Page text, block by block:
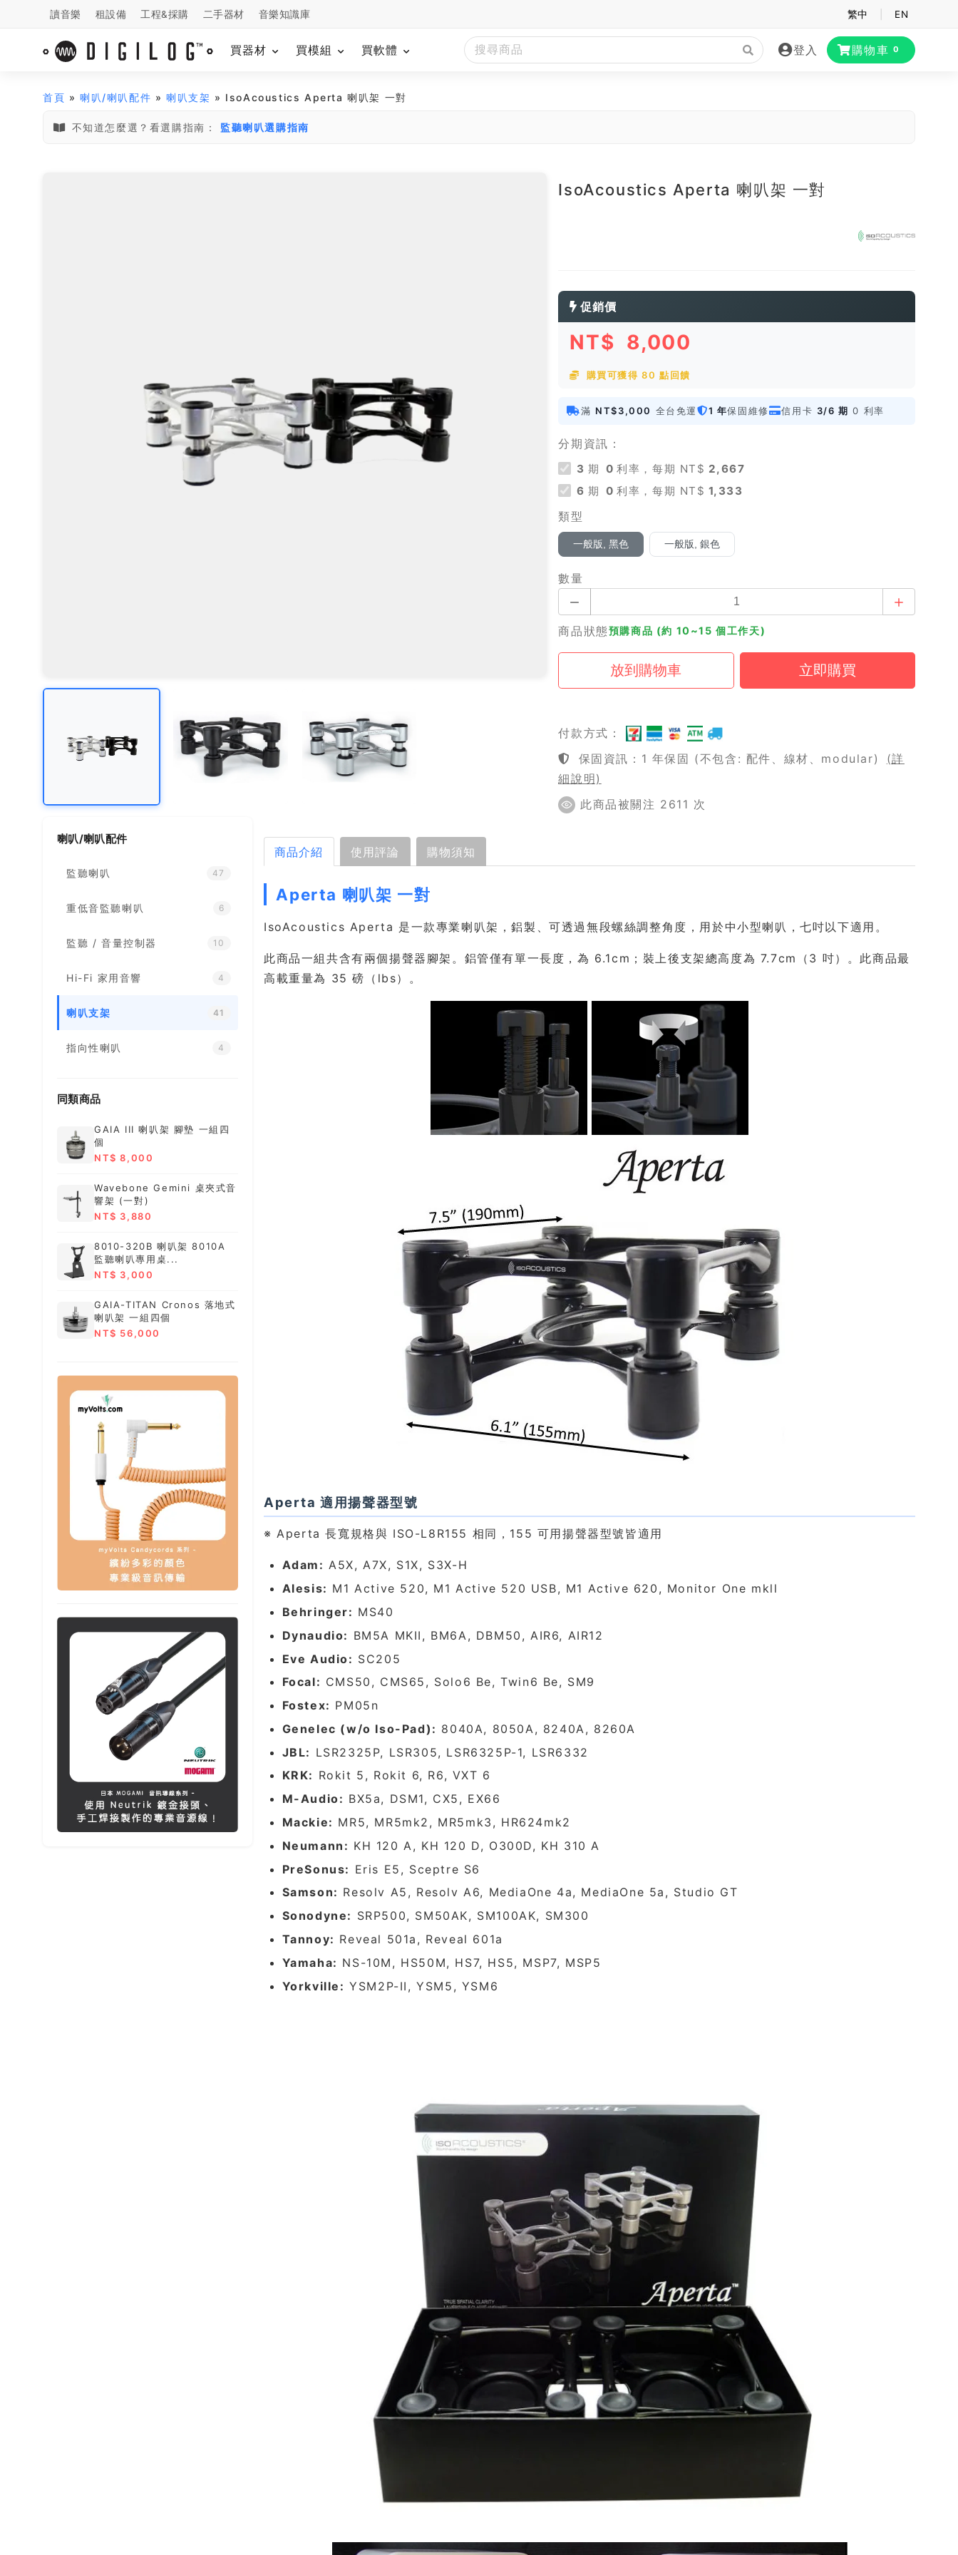
讀音樂 租設備 工程&採購 二手器材 音樂知識庫 繁中 EN
買器材 買模組 買軟體 登入 購物車 0
首頁 »喇叭/喇叭配件 »喇叭支架 » IsoAcoustics Aperta 喇叭架 一對
不知道怎麼選？看選購指南： 監聽喇叭選購指南
IsoAcoustics Aperta 喇叭架 一對
促銷價
NT$ 8,000
購買可獲得 80 點回饋
滿 NT$3,000 全台免運 1 年保固維修 信用卡 3/6 期 0 利率
分期資訊：
3 期 0 利率，每期 NT$ 2,667
6 期 0 利率，每期 NT$ 1,333
類型
一般版, 黑色 一般版, 銀色
數量
商品狀態預購商品 (約 10~15 個工作天)
付款方式：
保固資訊：1 年保固 (不包含: 配件、線材、modular)
(詳
細說明)
此商品被關注 2611 次
喇叭/喇叭配件
監聽喇叭 47
重低音監聽喇叭 6
監聽 / 音量控制器 10
Hi-Fi 家用音響 4
喇叭支架 41
指向性喇叭 4
同類商品
GAIA III 喇叭架 腳墊 一組四
個
NT$ 8,000
Wavebone Gemini 桌夾式音
響架 (一對)
NT$ 3,880
8010-320B 喇叭架 8010A
監聽喇叭專用桌...
NT$ 3,000
GAIA-TITAN Cronos 落地式
喇叭架 一組四個
NT$ 56,000
商品介紹 使用評論 購物須知
Aperta 喇叭架 一對
IsoAcoustics Aperta 是一款專業喇叭架，鋁製、可透過無段螺絲調整角度，用於中小型喇叭，七吋以下適用。
此商品一組共含有兩個揚聲器腳架。鋁管僅有單一長度，為 6.1cm；裝上後支架總高度為 7.7cm（3 吋）。此商品最
高載重量為 35 磅（lbs）。
Aperta 適用揚聲器型號
※ Aperta 長寬規格與 ISO-L8R155 相同，155 可用揚聲器型號皆適用
Adam: A5X, A7X, S1X, S3X-H
Alesis: M1 Active 520, M1 Active 520 USB, M1 Active 620, Monitor One mkll
Behringer: MS40
Dynaudio: BM5A MKII, BM6A, DBM50, AIR6, AIR12
Eve Audio: SC205
Focal: CMS50, CMS65, Solo6 Be, Twin6 Be, SM9
Fostex: PM05n
Genelec (w/o Iso-Pad): 8040A, 8050A, 8240A, 8260A
JBL: LSR2325P, LSR305, LSR6325P-1, LSR6332
KRK: Rokit 5, Rokit 6, R6, VXT 6
M-Audio: BX5a, DSM1, CX5, EX66
Mackie: MR5, MR5mk2, MR5mk3, HR624mk2
Neumann: KH 120 A, KH 120 D, O300D, KH 310 A
PreSonus: Eris E5, Sceptre S6
Samson: Resolv A5, Resolv A6, MediaOne 4a, MediaOne 5a, Studio GT
Sonodyne: SRP500, SM50AK, SM100AK, SM300
Tannoy: Reveal 501a, Reveal 601a
Yamaha: NS-10M, HS50M, HS7, HS5, MSP7, MSP5
Yorkville: YSM2P-II, YSM5, YSM6